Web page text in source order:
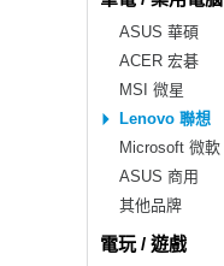
ASUS 華碩
ACER 宏碁
MSI 微星
Lenovo 聯想
Microsoft 微軟
ASUS 商用
其他品牌
電玩 / 遊戲